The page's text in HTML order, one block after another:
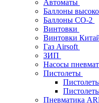
Автоматы
Баллоны
Баллоны СО-2
Винтовки
Винтовки
Газ Airsoft
ЗИП
Насосы
Пистолеты
Пневматика